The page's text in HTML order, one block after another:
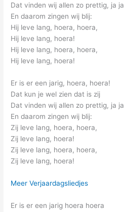
Dat vinden wij allen zo prettig, ja ja
En daarom zingen wij blij:
Hij leve lang, hoera, hoera,
Hij leve lang, hoera!
Hij leve lang, hoera, hoera,
Hij leve lang, hoera!
Er is er een jarig, hoera, hoera!
Dat kun je wel zien dat is zij
Dat vinden wij allen zo prettig, ja ja
En daarom zingen wij blij:
Zij leve lang, hoera, hoera,
Zij leve lang, hoera!
Zij leve lang, hoera, hoera,
Zij leve lang, hoera!
Meer Verjaardagsliedjes
Er is er een jarig hoera hoera